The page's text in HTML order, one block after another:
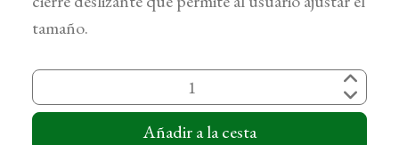
tamaño.
Añadir a la cesta